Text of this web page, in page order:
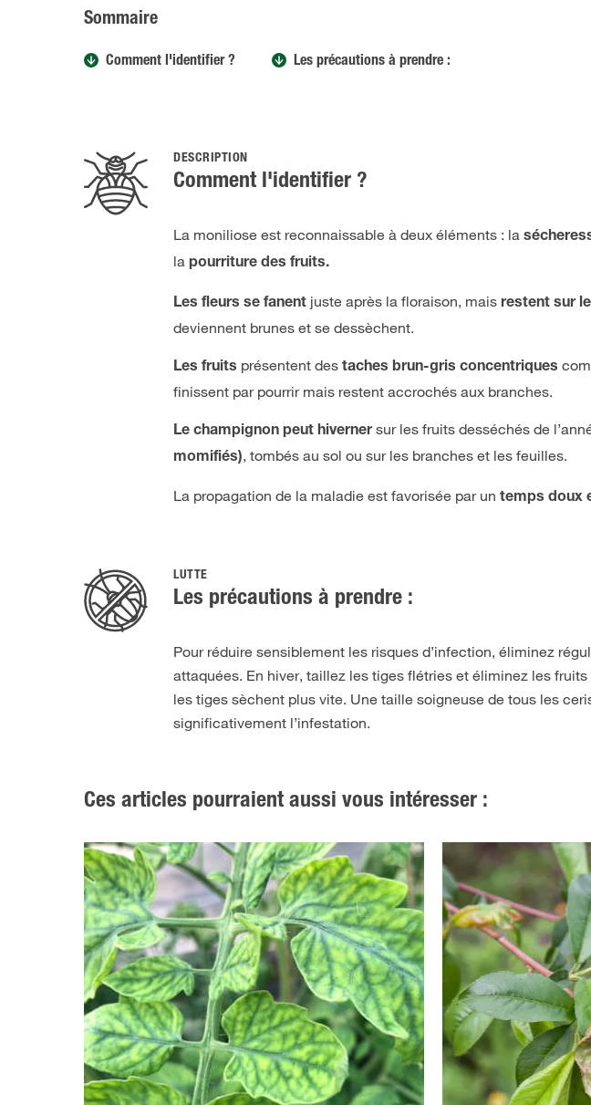
Sommaire
Comment l'identifier ? Les précautions à prendre :
DESCRIPTION
Comment l'identifier ?
La moniliose est reconnaissable à deux éléments : la
lapourriture des fruits.
Les fleurs se fanent juste après la floraison, maisrestent sur
deviennent brunes et se dessèchent.
Les fruits présentent destaches brun-gris concentriques
finissent par pourrir mais restent accrochés aux branches.
Le champignon peut hivernersur les fruits desséchés de
momifiés), tombés au sol ou sur les branches et les feuilles.
La propagation de la maladie est favorisée par untemps doux
LUTTE
Les précautions à prendre :
Pour réduire sensiblement les risques d’infection, éliminez
attaquées. En hiver, taillez les tiges flétries et éliminez les
les tiges sèchent plus vite. Une taille soigneuse de tous les
significativement l’infestation.
Ces articles pourraient aussi vous intéresser :